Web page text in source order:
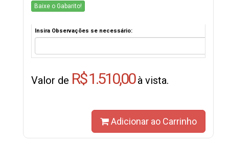
Baixe o Gabarito!
Insira Observações se necessário:
Valor de R$ 1.510,00à vista.
Adicionar ao Carrinho